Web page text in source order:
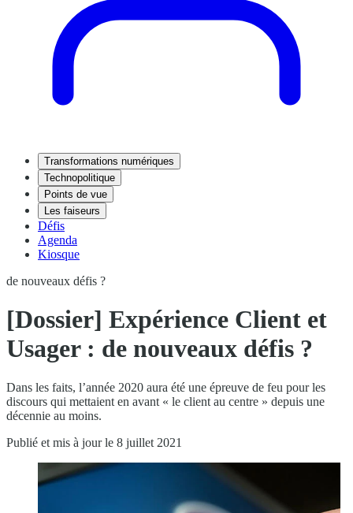
Transformations numériques
Technopolitique
Points de vue
Les faiseurs
Défis
Agenda
Kiosque
de nouveaux défis ?
[Dossier] Expérience Client et
Usager : de nouveaux défis ?
Dans les faits, l’année 2020 aura été une épreuve de feu pour les
discours qui mettaient en avant « le client au centre » depuis une
décennie au moins.
Publié et mis à jour le 8 juillet 2021